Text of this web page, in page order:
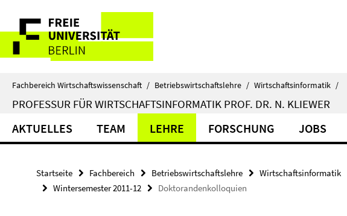
direkt
Inhalt
Service-
Navigation
Fachbereich Wirtschaftswissenschaft / Betriebswirtschaftslehre / Wirtschaftsinformatik /
PROFESSUR FÜR WIRTSCHAFTSINFORMATIK PROF. DR. N. KLIEWER
AKTUELLES TEAM LEHRE FORSCHUNG JOBS
Startseite Fachbereich Betriebswirtschaftslehre Wirtschaftsinformatik
Wintersemester 2011-12
Doktorandenkolloquien